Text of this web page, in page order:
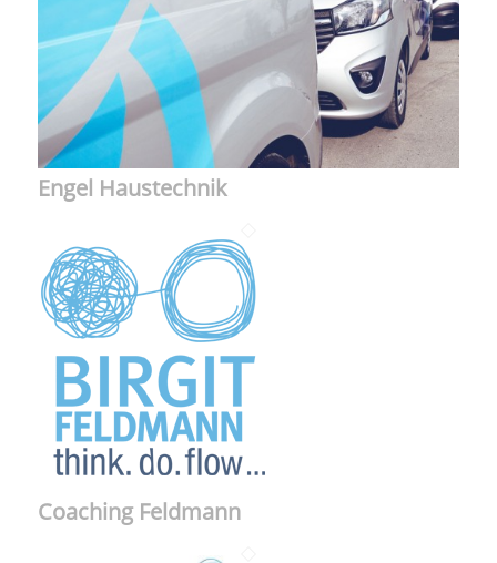
Engel Haustechnik
Coaching Feldmann